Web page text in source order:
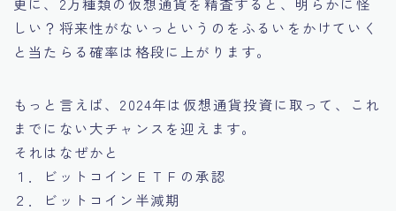
しい？将来性がないっというのをふるいをかけていく
と当たらる確率は格段に上がります。
もっと言えば、2024年は仮想通貨投資に取って、これ
までにない大チャンスを迎えます。
それはなぜかと
１．ビットコインＥＴＦの承認
２．ビットコイン半減期